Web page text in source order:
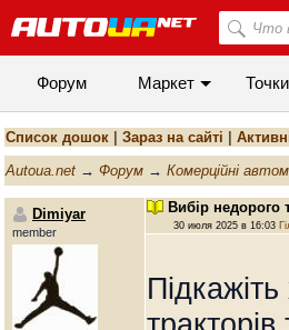
Форум Маркет Точки
Список дошок Зараз на сайті
Autoua.net → Форум → Комерційні
Dimiyar
member
Вибір недорого
30 июля 2025 в 16:03